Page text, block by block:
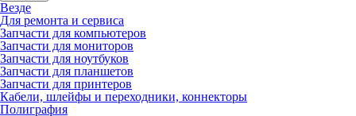
Везде
Для ремонта и сервиса
Запчасти для компьютеров
Запчасти для мониторов
Запчасти для ноутбуков
Запчасти для планшетов
Запчасти для принтеров
Кабели, шлейфы и переходники, коннекторы
Полиграфия